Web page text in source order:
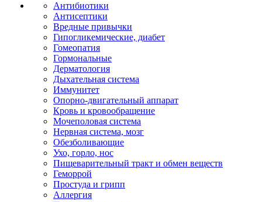
Антибиотики
Антисептики
Вредные привычки
Гипогликемические, диабет
Гомеопатия
Гормональные
Дерматология
Дыхательная система
Иммунитет
Опорно-двигательный аппарат
Кровь и кровообращение
Мочеполовая система
Нервная система, мозг
Обезболивающие
Ухо, горло, нос
Пищеварительный тракт и обмен веществ
Геморрой
Простуда и грипп
Аллергия